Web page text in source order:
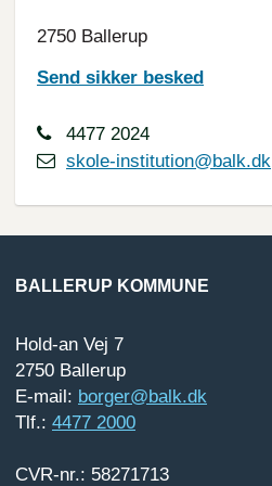
2750 Ballerup
Send sikker besked
4477 2024
skole-institution@balk.dk
BALLERUP KOMMUNE
Hold-an Vej 7
2750 Ballerup
E-mail: borger@balk.dk
Tlf.: 4477 2000
CVR-nr.: 58271713